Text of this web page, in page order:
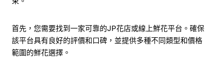
首先，您需要找到一家可靠的JP花店或線上鮮花平台。確保
該平台具有良好的評價和口碑，並提供多種不同類型和價格
範圍的鮮花選擇。